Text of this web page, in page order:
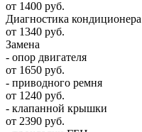
от 1400 руб.
Диагностика кондиционера
от 1340 руб.
Замена
- опор двигателя
от 1650 руб.
- приводного ремня
от 1240 руб.
- клапанной крышки
от 2390 руб.